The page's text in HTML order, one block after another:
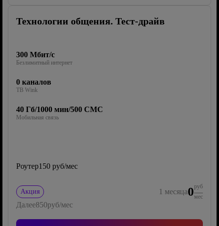
Технологии общения. Тест-драйв
300 Мбит/с
Безлимитный интернет
0 каналов
ТВ Wink
40 Гб/1000 мин/500 СМС
Мобильная связь
Роутер150 руб/мес
Акция 1 месяца0руб
мес
Далее850руб/мес